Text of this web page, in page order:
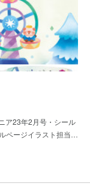
ア23年2月号・シール
ページイラスト担当…